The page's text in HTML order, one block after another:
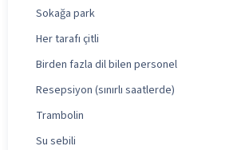
Sokağa park
Her tarafı çitli
Birden fazla dil bilen personel
Resepsiyon (sınırlı saatlerde)
Trambolin
Su sebili